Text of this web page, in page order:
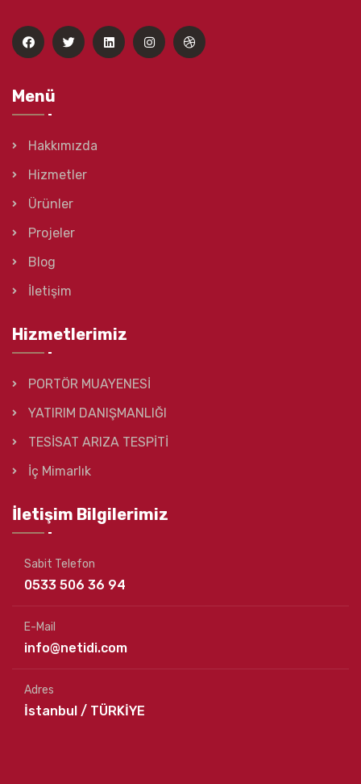
Menü
Hakkımızda
Hizmetler
Ürünler
Projeler
Blog
İletişim
Hizmetlerimiz
PORTÖR MUAYENESİ
YATIRIM DANIŞMANLIĞI
TESİSAT ARIZA TESPİTİ
İç Mimarlık
İletişim Bilgilerimiz
Sabit Telefon
0533 506 36 94
E-Mail
info@netidi.com
Adres
İstanbul / TÜRKİYE